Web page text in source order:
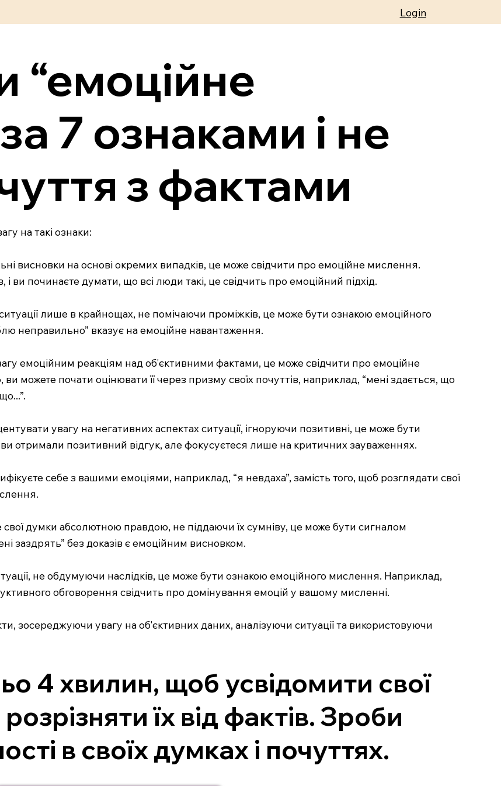
Login
“емоційне
7 ознаками і не
з фактами
на такі ознаки:
висновки на основі окремих випадків, це може свідчити про емоційне мислення.
починаєте думати, що всі люди такі, це свідчить про емоційний підхід.
лише в крайнощах, не помічаючи проміжків, це може бути ознакою емоційного
неправильно” вказує на емоційне навантаження.
емоційним реакціям над об'єктивними фактами, це може свідчити про емоційне
можете почати оцінювати її через призму своїх почуттів, наприклад, “мені здається, що
увагу на негативних аспектах ситуації, ігноруючи позитивні, це може бути
отримали позитивний відгук, але фокусуєтеся лише на критичних зауваженнях.
себе з вашими емоціями, наприклад, “я невдаха”, замість того, щоб розглядати свої
думки абсолютною правдою, не піддаючи їх сумніву, це може бути сигналом
заздрять” без доказів є емоційним висновком.
не обдумуючи наслідків, це може бути ознакою емоційного мислення. Наприклад,
обговорення свідчить про домінування емоцій у вашому мисленні.
зосереджуючи увагу на об'єктивних даних, аналізуючи ситуації та використовуючи
4 хвилин, щоб усвідомити свої
їх від фактів. Зроби
в своїх думках і почуттях.